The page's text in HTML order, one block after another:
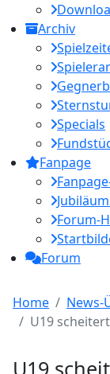
Archiv
Specials
Fanpage
Forum-
Forum
Home
News-
U19
U19